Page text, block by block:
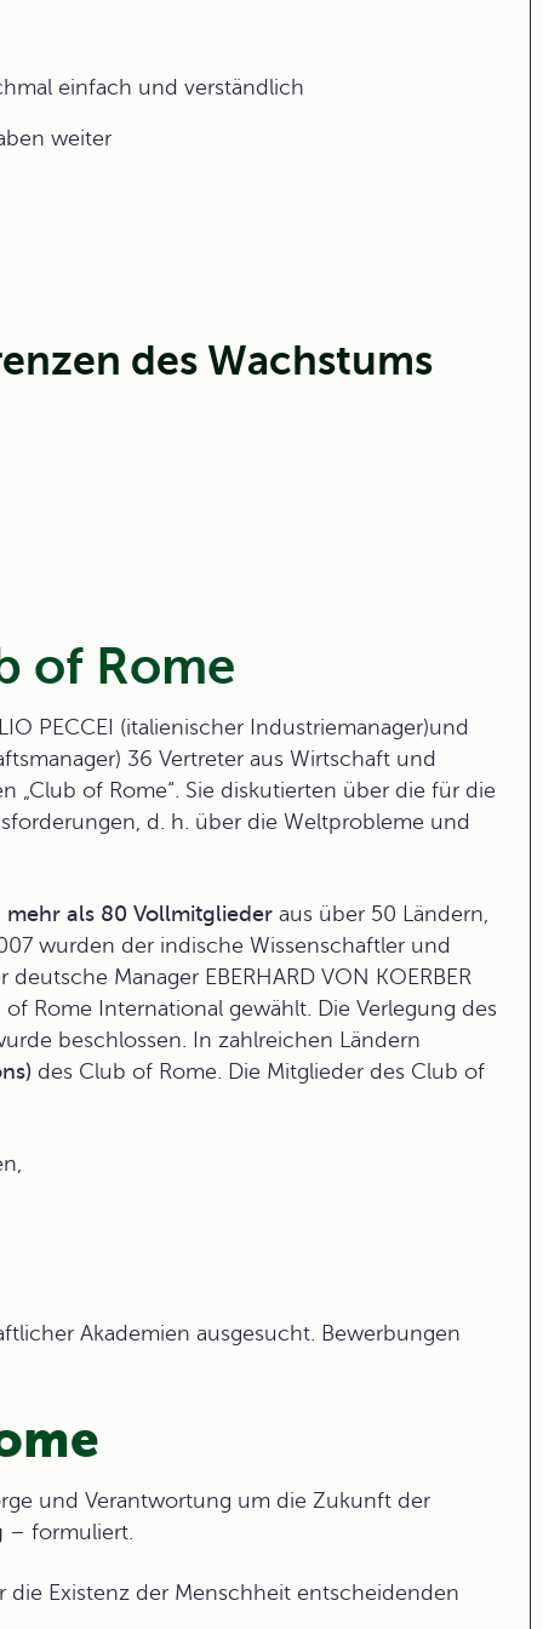
einfach und verständlich
weiter
des Wachstums
of Rome
PECCEI (italienischer Industriemanager)und
36 Vertreter aus Wirtschaft und
„Club of Rome“. Sie diskutierten über die für die
d. h. über die Weltprobleme und
mehr als 80 Vollmitglieder aus über 50 Ländern,
wurden der indische Wissenschaftler und
Manager EBERHARD VON KOERBER
Rome International gewählt. Die Verlegung des
beschlossen. In zahlreichen Ländern
des Club of Rome. Die Mitglieder des Club of
Akademien ausgesucht. Bewerbungen
und Verantwortung um die Zukunft der
– formuliert.
Existenz der Menschheit entscheidenden